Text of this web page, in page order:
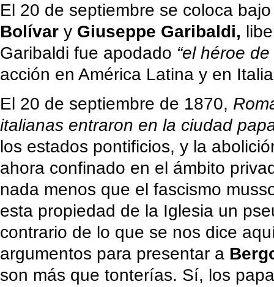
El 20 de septiembre se coloca
Bolívar y Giuseppe Garibaldi,
Garibaldi fue apodado “el héroe
acción en América Latina y en
El 20 de septiembre de 1870,
italianas entraron en la ciudad
los estados pontificios, y la
ahora confinado en el ámbito
nada menos que el fascismo
esta propiedad de la Iglesia un
contrario de lo que se nos dice
argumentos para presentar a
son más que tonterías. Sí, los